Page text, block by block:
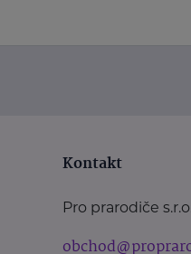
Kontakt
Pro prarodiče s.r.o.